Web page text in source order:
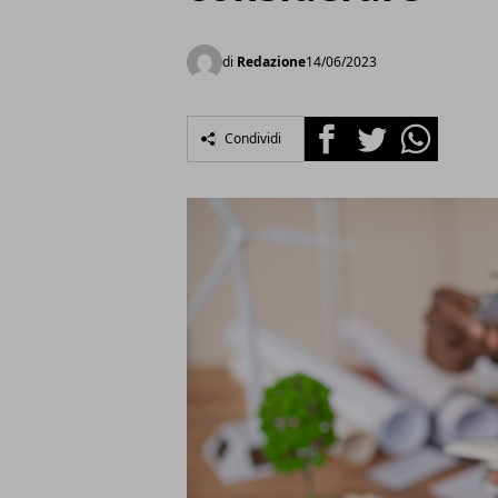
di Redazione14/06/2023
Condividi FacebookTwitterWhatsapp